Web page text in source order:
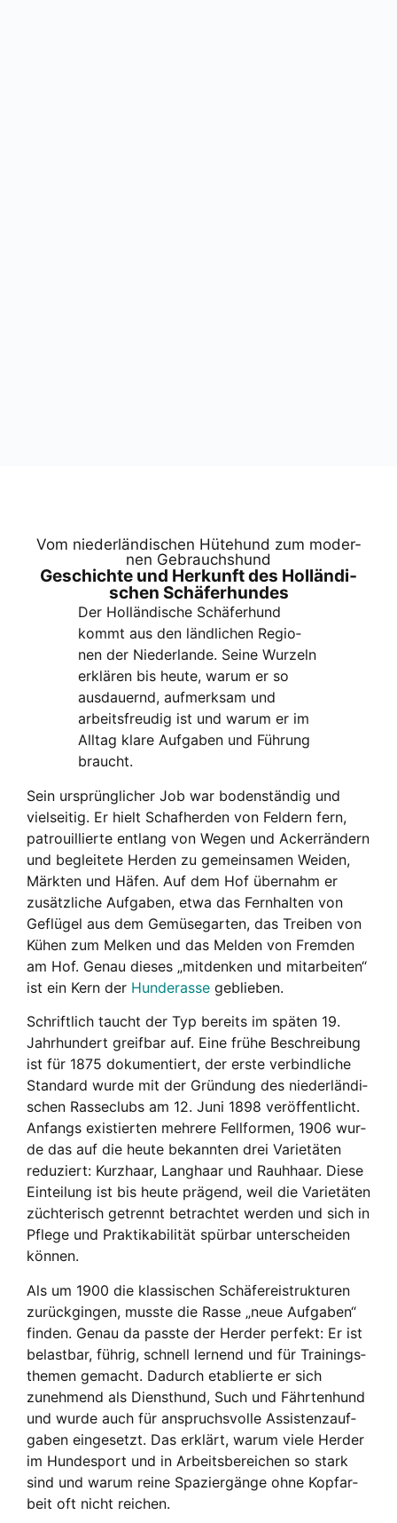
Vom nie­der­län­di­schen Hüte­hund zum moder­
nen Gebrauchs­hund
Geschich­te und Her­kunft des Hol­län­di­
schen Schä­fer­hun­des
Der Hol­län­di­sche Schä­fer­hund
kommt aus den länd­li­chen Regio­
nen der Nie­der­lan­de. Sei­ne Wur­zeln
erklä­ren bis heu­te, war­um er so
aus­dau­ernd, auf­merk­sam und
arbeits­freu­dig ist und war­um er im
All­tag kla­re Auf­ga­ben und Füh­rung
braucht.
Sein ursprüng­li­cher Job war boden­stän­dig und
viel­sei­tig. Er hielt Schaf­her­den von Fel­dern fern,
patrouil­lier­te ent­lang von Wegen und Acker­rän­dern
und beglei­te­te Her­den zu gemein­sa­men Wei­den,
Märk­ten und Häfen. Auf dem Hof über­nahm er
zusätz­li­che Auf­ga­ben, etwa das Fern­hal­ten von
Geflü­gel aus dem Gemü­se­gar­ten, das Trei­ben von
Kühen zum Mel­ken und das Mel­den von Frem­den
am Hof. Genau die­ses „mit­den­ken und mit­ar­bei­ten“
ist ein Kern der Hun­de­ras­se geblie­ben.
Schrift­lich taucht der Typ bereits im spä­ten 19.
Jahr­hun­dert greif­bar auf. Eine frü­he Beschrei­bung
ist für 1875 doku­men­tiert, der ers­te ver­bind­li­che
Stan­dard wur­de mit der Grün­dung des nie­der­län­di­
schen Ras­se­clubs am 12. Juni 1898 ver­öf­fent­licht.
Anfangs exis­tier­ten meh­re­re Fell­for­men, 1906 wur­
de das auf die heu­te bekann­ten drei Varie­tä­ten
redu­ziert: Kurz­haar, Lang­haar und Rauh­haar. Die­se
Ein­tei­lung ist bis heu­te prä­gend, weil die Varie­tä­ten
züch­te­risch getrennt betrach­tet wer­den und sich in
Pfle­ge und Prak­ti­ka­bi­li­tät spür­bar unter­schei­den
kön­nen.
Als um 1900 die klas­si­schen Schä­fer­ei­struk­tu­ren
zurück­gin­gen, muss­te die Ras­se „neue Auf­ga­ben“
fin­den. Genau da pass­te der Her­der per­fekt: Er ist
belast­bar, füh­rig, schnell ler­nend und für Trai­nings­
the­men gemacht. Dadurch eta­blier­te er sich
zuneh­mend als Dienst­hund, Such und Fähr­ten­hund
und wur­de auch für anspruchs­vol­le Assis­tenz­auf­
ga­ben ein­ge­setzt. Das erklärt, war­um vie­le Her­der
im Hun­de­sport und in Arbeits­be­rei­chen so stark
sind und war­um rei­ne Spa­zier­gän­ge ohne Kopf­ar­
beit oft nicht rei­chen.